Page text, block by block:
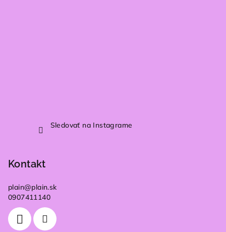
Sledovať na Instagrame
Kontakt
plain@plain.sk
0907411140